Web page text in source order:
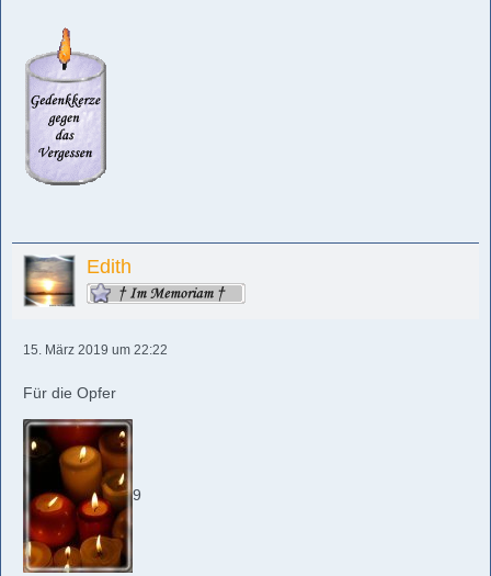
Edith
15. März 2019 um 22:22
Für die Opfer
9